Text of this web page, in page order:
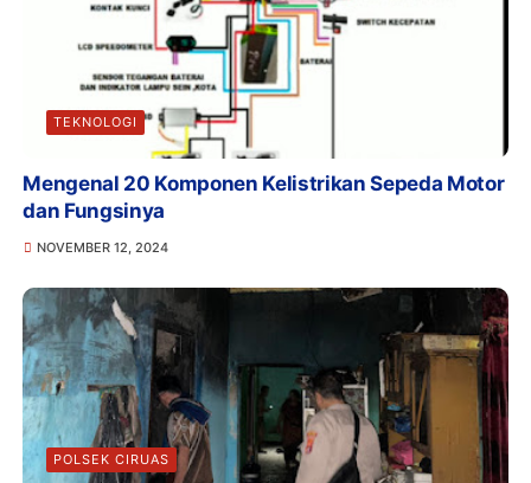
TEKNOLOGI
Mengenal 20 Komponen Kelistrikan Sepeda Motor
dan Fungsinya
NOVEMBER 12, 2024
POLSEK CIRUAS